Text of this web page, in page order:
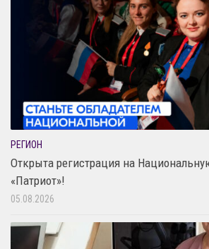
РЕГИОН
Открыта регистрация на
«Патриот»!
05.08.2026